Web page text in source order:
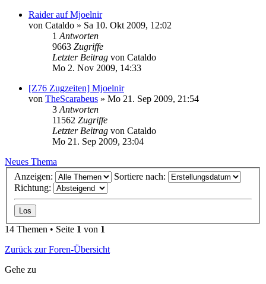
Raider auf Mjoelnir
von Cataldo » Sa 10. Okt 2009, 12:02
1 Antworten
9663 Zugriffe
Letzter Beitrag von Cataldo
Mo 2. Nov 2009, 14:33
[Z76 Zugzeiten] Mjoelnir
von TheScarabeus » Mo 21. Sep 2009, 21:54
3 Antworten
11562 Zugriffe
Letzter Beitrag von Cataldo
Mo 21. Sep 2009, 23:04
Neues Thema
Anzeigen:
Sortiere nach:
Richtung:
14 Themen • Seite 1 von 1
Zurück zur Foren-Übersicht
Gehe zu